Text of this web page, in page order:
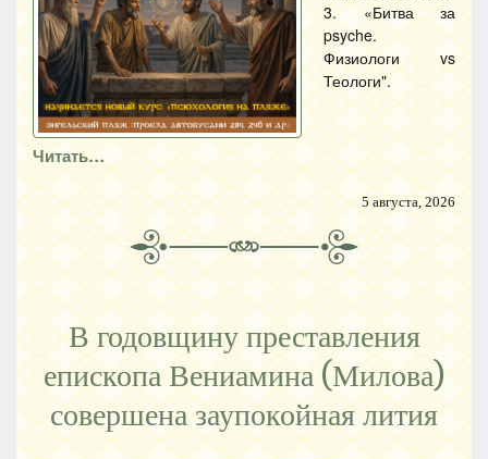
3. «Битва за
psyche.
Физиологи vs
Теологи".
Читать…
5 августа, 2026
В годовщину преставления
епископа Вениамина (Милова)
совершена заупокойная лития